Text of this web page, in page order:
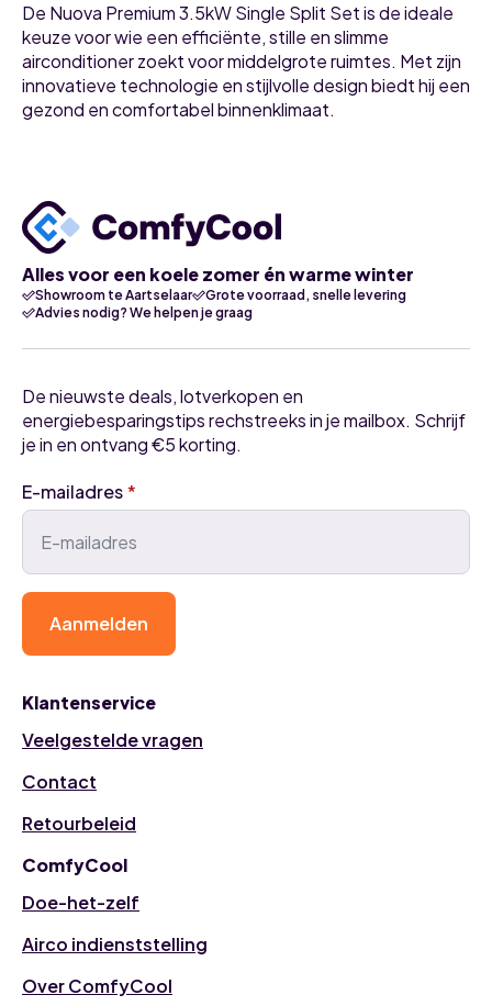
De Nuova Premium 3.5kW Single Split Set is de ideale
keuze voor wie een efficiënte, stille en slimme
airconditioner zoekt voor middelgrote ruimtes. Met zijn
innovatieve technologie en stijlvolle design biedt hij een
gezond en comfortabel binnenklimaat.
Alles voor een koele zomer én warme winter
Showroom te Aartselaar
Grote voorraad, snelle levering
Advies nodig? We helpen je graag
Klantenservice
Veelgestelde vragen
Contact
Retourbeleid
ComfyCool
Doe-het-zelf
Airco indienststelling
Over ComfyCool
De nieuwste deals, lotverkopen en
energiebesparingstips rechstreeks in je mailbox. Schrijf
je in en ontvang €5 korting.
E-mailadres*
Aanmelden